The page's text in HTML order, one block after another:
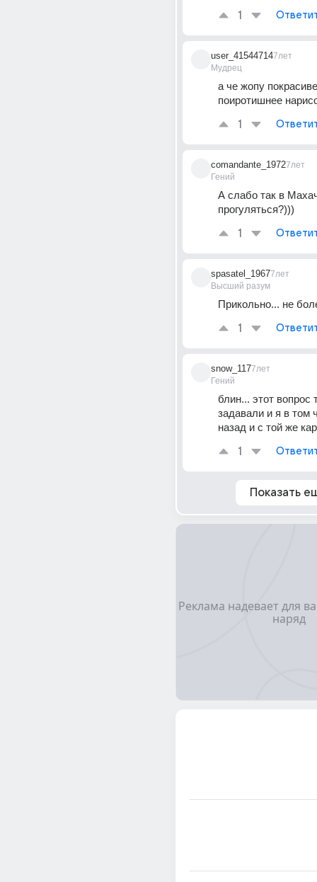
1
user_41544714
Мудрец
7лет
а че жопу
поиротишнее
1
comandante_1972
Гений
7лет
А слабо так в
прогуляться?)))
1
spasatel_1967
Высший разум
7лет
Прикольно... не
1
snow_117
Гений
7лет
блин... этот вопрос
задавали и я в том
назад и с той же
1
Показать